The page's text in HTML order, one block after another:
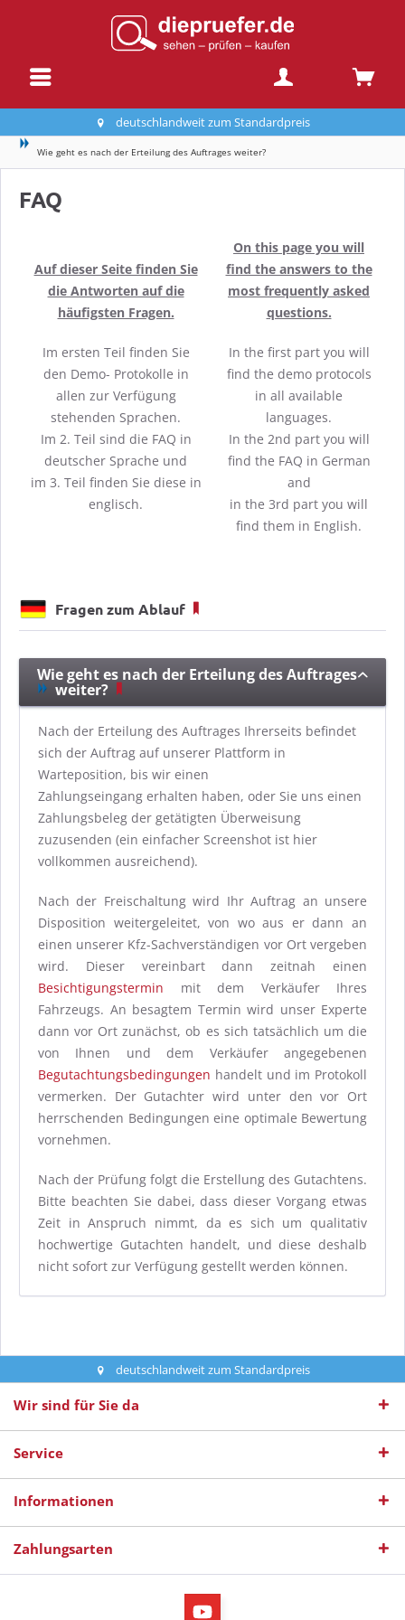
deutschlandweit zum Standardpreis
Wie geht es nach der Erteilung des Auftrages weiter?
FAQ
Auf dieser Seite finden Sie
die Antworten auf die
häufigsten Fragen.
Im ersten Teil finden Sie
den Demo- Protokolle in
allen zur Verfügung
stehenden Sprachen.
Im 2. Teil sind die FAQ in
deutscher Sprache und
im 3. Teil finden Sie diese in
englisch.
On this page you will
find the answers to the
most frequently asked
questions.
In the first part you will
find the demo protocols
in all available
languages.
In the 2nd part you will
find the FAQ in German
and
in the 3rd part you will
find them in English.
Fragen zum Ablauf
Wie geht es nach der Erteilung des Auftrages
weiter?
Nach der Erteilung des Auftrages Ihrerseits befindet
sich der Auftrag auf unserer Plattform in
Warteposition, bis wir einen
Zahlungseingang erhalten haben, oder Sie uns einen
Zahlungsbeleg der getätigten Überweisung
zuzusenden (ein einfacher Screenshot ist hier
vollkommen ausreichend).
Nach der Freischaltung wird Ihr Auftrag an unsere
Disposition weitergeleitet, von wo aus er dann an
einen unserer Kfz-Sachverständigen vor Ort vergeben
wird. Dieser vereinbart dann zeitnah einen
Besichtigungstermin mit dem Verkäufer Ihres
Fahrzeugs. An besagtem Termin wird unser Experte
dann vor Ort zunächst, ob es sich tatsächlich um die
von Ihnen und dem Verkäufer angegebenen
Begutachtungsbedingungen handelt und im Protokoll
vermerken. Der Gutachter wird unter den vor Ort
herrschenden Bedingungen eine optimale Bewertung
vornehmen.
Nach der Prüfung folgt die Erstellung des Gutachtens.
Bitte beachten Sie dabei, dass dieser Vorgang etwas
Zeit in Anspruch nimmt, da es sich um qualitativ
hochwertige Gutachten handelt, und diese deshalb
nicht sofort zur Verfügung gestellt werden können.
deutschlandweit zum Standardpreis
Wir sind für Sie da
Service
Informationen
Zahlungsarten